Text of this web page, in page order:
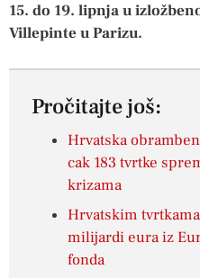
15. do 19. lipnja u
Villepinte u Parizu.
Pročitajte još:
Hrvatska
cak 183 tvrtke
krizama
Hrvatskim
milijardi eura iz
fonda